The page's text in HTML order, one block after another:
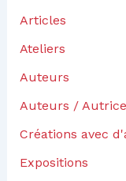
a
r
e
s
e
m
Articles
Ateliers
Auteurs
Auteurs /
Créations avec
Expositions